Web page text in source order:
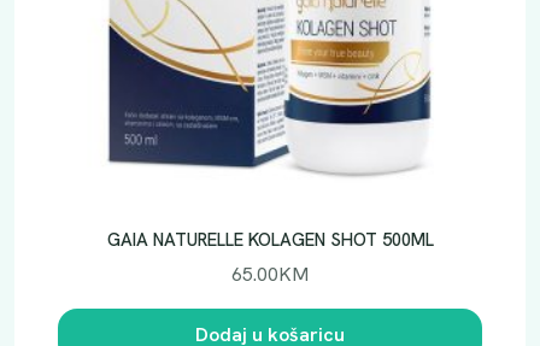
GAIA NATURELLE KOLAGEN SHOT 500ML
65.00KM
Dodaj u košaricu